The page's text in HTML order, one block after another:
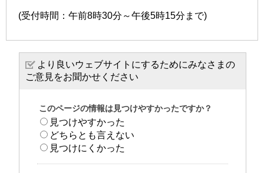
(受付時間：午前8時30分～午後5時15分まで)
より良いウェブサイトにするためにみなさまの
ご意見をお聞かせください
このページの情報は見つけやすかったですか？
見つけやすかった
どちらとも言えない
見つけにくかった